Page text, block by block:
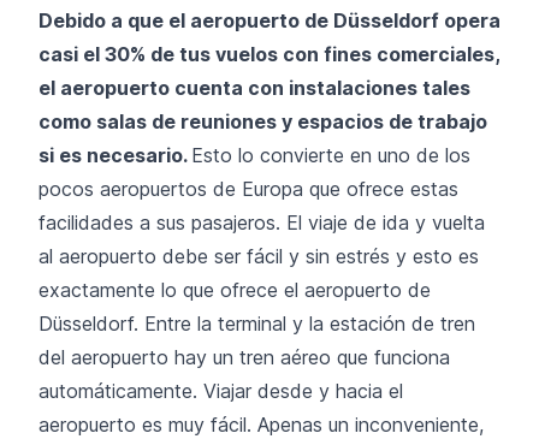
Debido a que el aeropuerto de Düsseldorf opera
casi el 30% de tus vuelos con fines comerciales,
el aeropuerto cuenta con instalaciones tales
como salas de reuniones y espacios de trabajo
si es necesario. Esto lo convierte en uno de los
pocos aeropuertos de Europa que ofrece estas
facilidades a sus pasajeros. El viaje de ida y vuelta
al aeropuerto debe ser fácil y sin estrés y esto es
exactamente lo que ofrece el aeropuerto de
Düsseldorf. Entre la terminal y la estación de tren
del aeropuerto hay un tren aéreo que funciona
automáticamente. Viajar desde y hacia el
aeropuerto es muy fácil. Apenas un inconveniente,